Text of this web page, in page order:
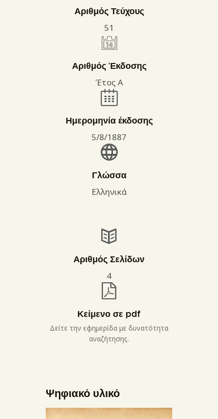
Αριθμός Τεύχους
51
Αριθμός Έκδοσης
Έτος Α
Ημερομηνία έκδοσης
5/8/1887
Γλώσσα
Ελληνικά
Αριθμός Σελίδων
4
Κείμενο σε pdf
Δείτε την εφημερίδα με δυνατότητα
αναζήτησης.
Ψηφιακό υλικό